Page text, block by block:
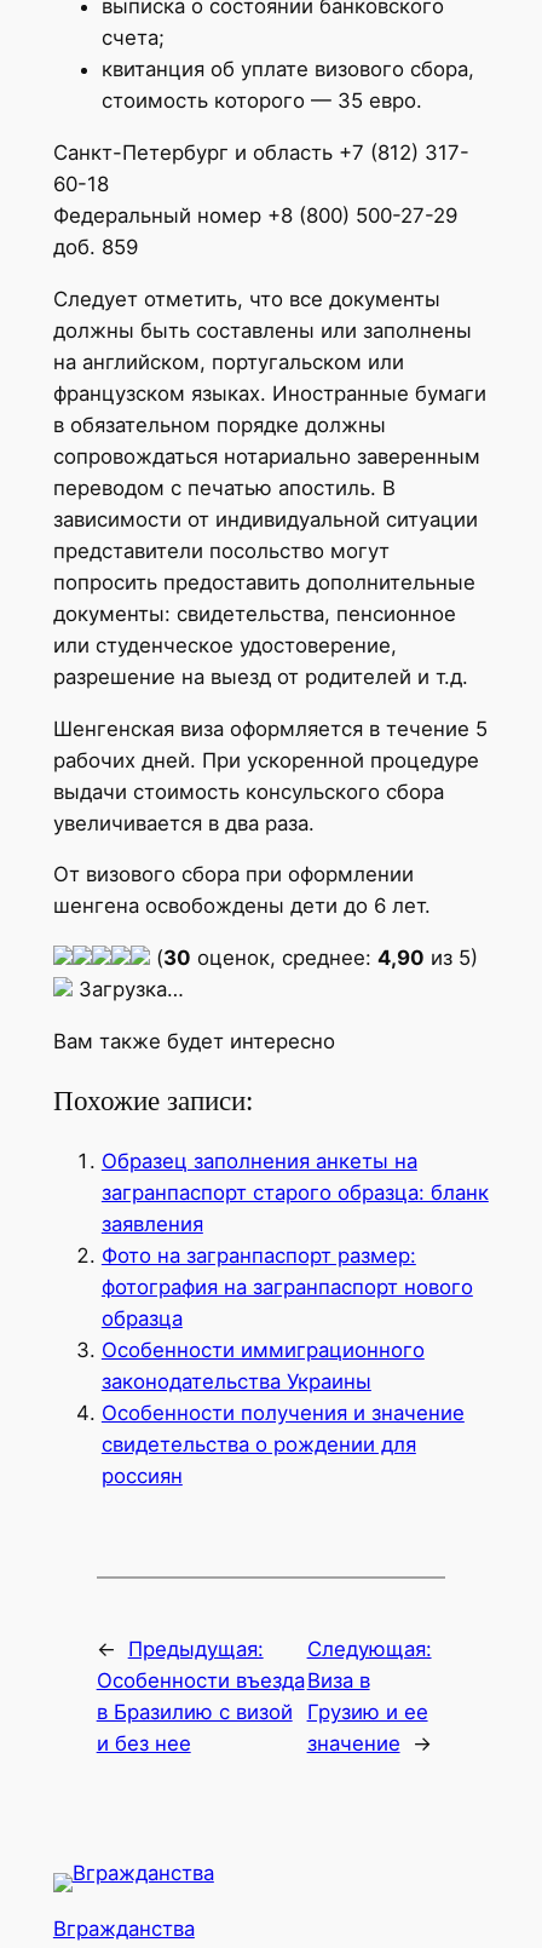
выписка о состоянии банковского
счета;
квитанция об уплате визового сбора,
стоимость которого — 35 евро.
Санкт-Петербург и область +7 (812) 317-
60-18
Федеральный номер +8 (800) 500-27-29
доб. 859
Следует отметить, что все документы
должны быть составлены или заполнены
на английском, португальском или
французском языках. Иностранные бумаги
в обязательном порядке должны
сопровождаться нотариально заверенным
переводом с печатью апостиль. В
зависимости от индивидуальной ситуации
представители посольство могут
попросить предоставить дополнительные
документы: свидетельства, пенсионное
или студенческое удостоверение,
разрешение на выезд от родителей и т.д.
Шенгенская виза оформляется в течение 5
рабочих дней. При ускоренной процедуре
выдачи стоимость консульского сбора
увеличивается в два раза.
От визового сбора при оформлении
шенгена освобождены дети до 6 лет.
(30 оценок, среднее: 4,90 из 5)
Загрузка…
Вам также будет интересно
Похожие записи:
Образец заполнения анкеты на
загранпаспорт старого образца: бланк
заявления
Фото на загранпаспорт размер:
фотография на загранпаспорт нового
образца
Особенности иммиграционного
законодательства Украины
Особенности получения и значение
свидетельства о рождении для
россиян
←
Предыдущая:
Особенности въезда
в Бразилию с визой
и без нее
Следующая:
Виза в
Грузию и ее
значение
→
Вгражданства